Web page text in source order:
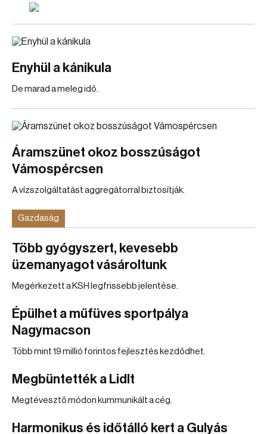
Enyhül a kánikula
De marad a meleg idő.
Áramszünet okoz bosszúságot
Vámospércsen
A vízszolgáltatást aggregátorral biztosítják.
Gazdaság
Több gyógyszert, kevesebb
üzemanyagot vásároltunk
Megérkezett a KSH legfrissebb jelentése.
Épülhet a műfüves sportpálya
Nagymacson
Több mint 19 millió forintos fejlesztés kezdődhet.
Megbüntették a Lidlt
Megtévesztő módon kummunikált a cég.
Harmonikus és időtálló kert a Gulyás